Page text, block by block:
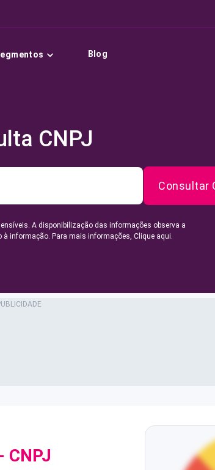
Blog
CNPJ
Consultar
A disponibilização das informações observa a
à informação. Para mais informações, Clique aqui.
CNPJ